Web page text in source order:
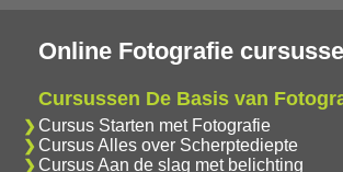
Online Fotografie
Cursussen De Basis van
Cursus Starten met Fotografie
Cursus Alles over Scherptediepte
Cursus Aan de slag met belichting